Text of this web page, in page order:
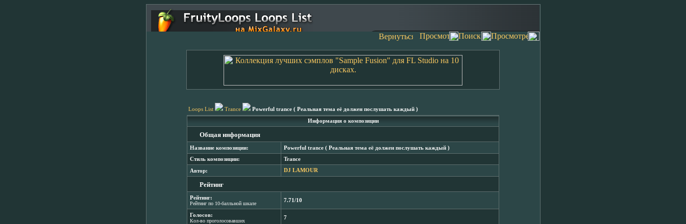
Loops List Trance Powerful trance ( Реальная тема её должен послушать каждый )
Информация о композиции
Общая информация
Название композиции: Powerful trance ( Реальная тема её должен послушать каждый )
Стиль композиции: Trance
Автор: DJ LAMOUR
Рейтинг
Рейтинг:
Рейтинг по 10-балльной шкале
7.71/10
Голосов:
Кол-во проголосовавших
7